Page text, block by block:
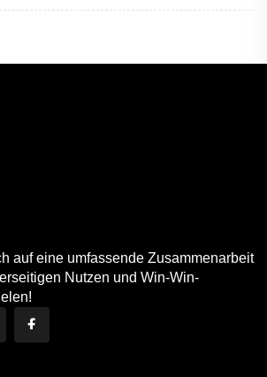
auf eine umfassende Zusammenarbeit
Nutzen und Win-Win-